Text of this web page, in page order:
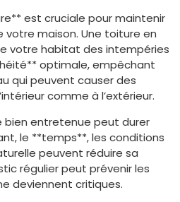
est cruciale pour maintenir
votre maison. Une toiture en
votre habitat des intempéries
optimale, empêchant
qui peuvent causer des
comme à l’extérieur.
bien entretenue peut durer
le **temps**, les conditions
peuvent réduire sa
régulier peut prévenir les
deviennent critiques.